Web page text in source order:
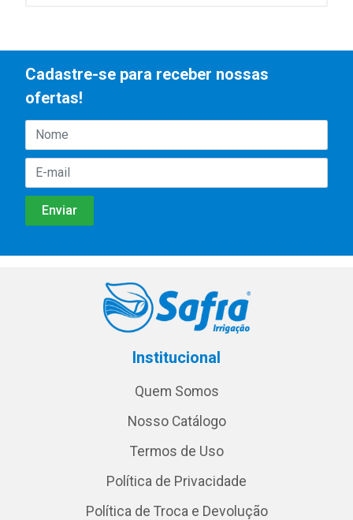
Cadastre-se para receber nossas
ofertas!
Institucional
Quem Somos
Nosso Catálogo
Termos de Uso
Política de Privacidade
Política de Troca e Devolução